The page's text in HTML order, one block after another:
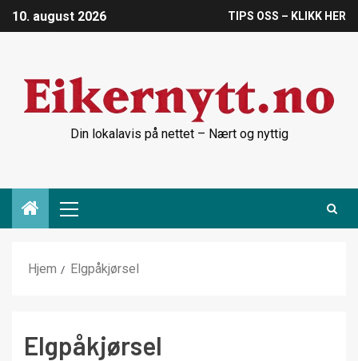
10. august 2026 TIPS OSS – KLIKK HER
Din lokalavis på nettet – Nært og nyttig
Hjem Elgpåkjørsel
Elgpåkjørsel